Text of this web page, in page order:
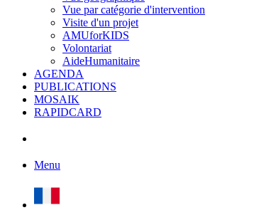
Vue par catégorie d'intervention
Visite d'un projet
AMUforKIDS
Volontariat
AideHumanitaire
AGENDA
PUBLICATIONS
MOSAIK
RAPIDCARD
Menu